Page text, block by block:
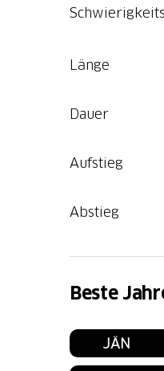
Länge
Dauer
Aufstieg
Abstieg
Beste
JÄN